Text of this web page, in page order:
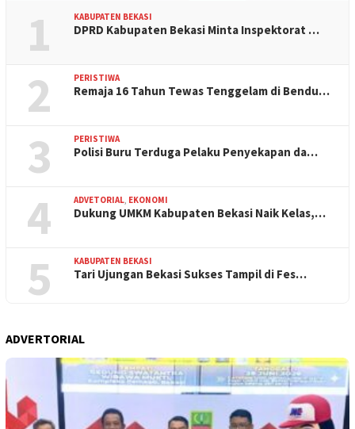
1 KABUPATEN BEKASI
DPRD Kabupaten Bekasi Minta Inspektorat …
2 PERISTIWA
Remaja 16 Tahun Tewas Tenggelam di Bendu…
3 PERISTIWA
Polisi Buru Terduga Pelaku Penyekapan da…
4 ADVETORIAL, EKONOMI
Dukung UMKM Kabupaten Bekasi Naik Kelas,…
5 KABUPATEN BEKASI
Tari Ujungan Bekasi Sukses Tampil di Fes…
ADVERTORIAL